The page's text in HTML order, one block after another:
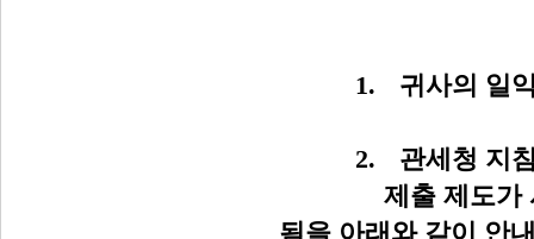
1. 귀사의 일
2.
관세청 지
제출 제도가
됨을 아래와 같이 안